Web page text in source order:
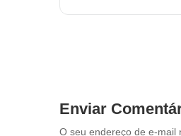
Enviar
O seu endereço de e-mail